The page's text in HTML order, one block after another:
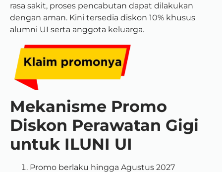
rasa sakit, proses pencabutan dapat dilakukan
dengan aman. Kini tersedia diskon 10% khusus
alumni UI serta anggota keluarga.
Mekanisme Promo
Diskon Perawatan Gigi
untuk ILUNI UI
Promo berlaku hingga Agustus 2027